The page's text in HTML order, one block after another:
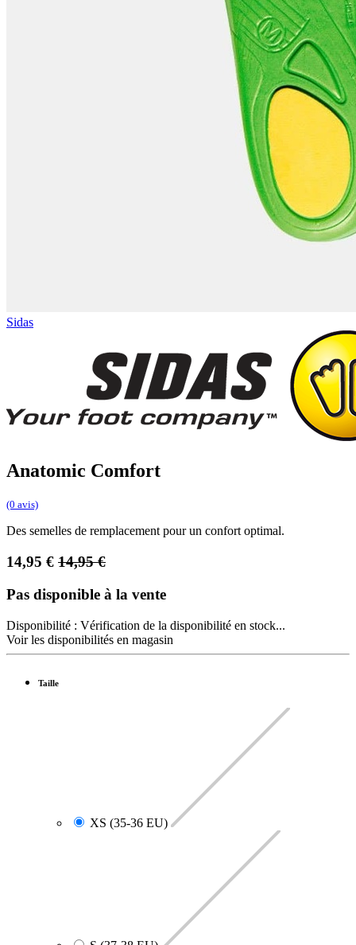
Sidas
Anatomic Comfort
(0 avis)
Des semelles de remplacement pour un confort optimal.
14,95 € 14,95€
Pas disponible à la vente
Disponibilité : Vérification de la disponibilité en stock...
Voir les disponibilités en magasin
Taille
XS (35-36 EU)